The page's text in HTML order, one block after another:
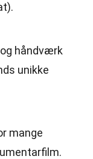
håndværk
unikke
mange